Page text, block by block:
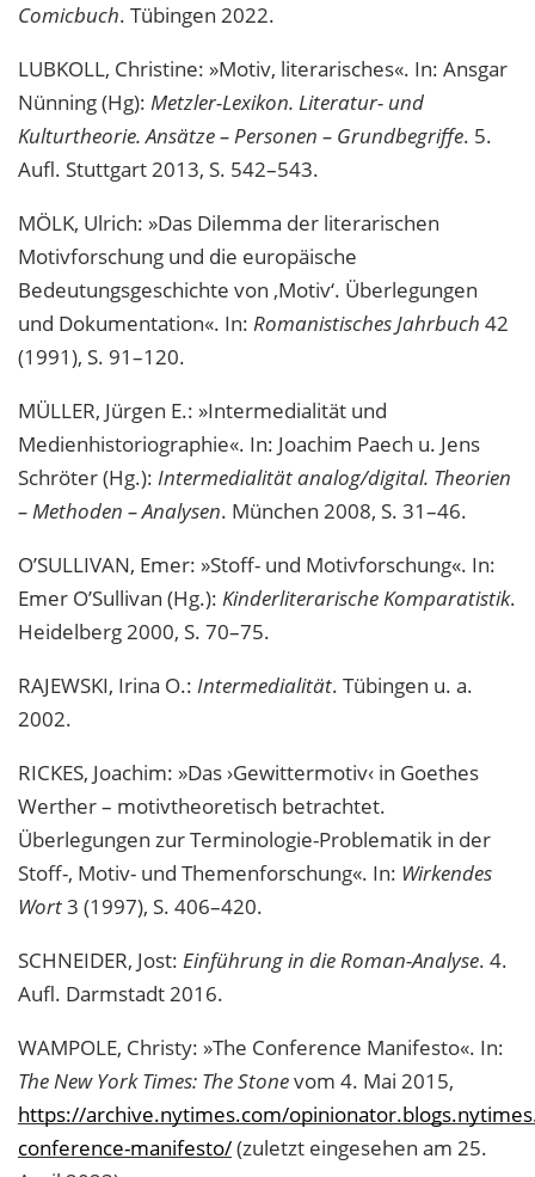
Comicbuch. Tübingen 2022.
LUBKOLL, Christine: »Motiv, literarisches«. In: Ansgar
Nünning (Hg): Metzler-Lexikon. Literatur- und
Kulturtheorie. Ansätze – Personen – Grundbegriffe. 5.
Aufl. Stuttgart 2013, S. 542–543.
MÖLK, Ulrich: »Das Dilemma der literarischen
Motivforschung und die europäische
Bedeutungsgeschichte von ‚Motiv‘. Überlegungen
und Dokumentation«. In: Romanistisches Jahrbuch 42
(1991), S. 91–120.
MÜLLER, Jürgen E.: »Intermedialität und
Medienhistoriographie«. In: Joachim Paech u. Jens
Schröter (Hg.): Intermedialität analog/digital. Theorien
– Methoden – Analysen. München 2008, S. 31–46.
O’SULLIVAN, Emer: »Stoff- und Motivforschung«. In:
Emer O’Sullivan (Hg.): Kinderliterarische Komparatistik.
Heidelberg 2000, S. 70–75.
RAJEWSKI, Irina O.: Intermedialität. Tübingen u. a.
2002.
RICKES, Joachim: »Das ›Gewittermotiv‹ in Goethes
Werther – motivtheoretisch betrachtet.
Überlegungen zur Terminologie-Problematik in der
Stoff-, Motiv- und Themenforschung«. In: Wirkendes
Wort3 (1997), S. 406–420.
SCHNEIDER, Jost: Einführung in die Roman-Analyse. 4.
Aufl. Darmstadt 2016.
WAMPOLE, Christy: »The Conference Manifesto«. In:
The New York Times: The Stonevom 4. Mai 2015,
https://archive.nytimes.com/
conference-manifesto/(zuletzt eingesehen am 25.